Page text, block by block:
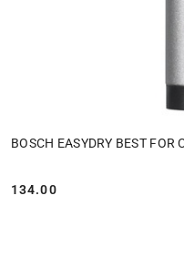
BOSCH EASYDRY BEST FOR
Cena:
134.00